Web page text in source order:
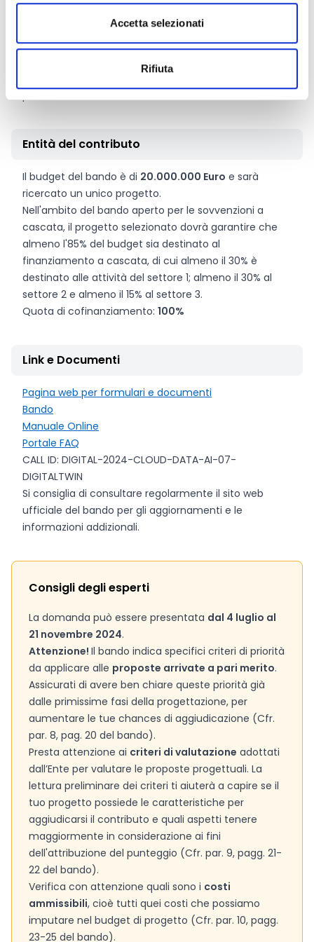
Accetta selezionati
Rifiuta
scelta, i membri di un potenziale consorzio
possono essere beneficiari del fondo a cascata.
Le domande devono essere presentate da un
Entità del contributo
Il budget del bando è di 20.000.000 Euro e sarà
ricercato un unico progetto.
Nell'ambito del bando aperto per le sovvenzioni a
cascata, il progetto selezionato dovrà garantire che
almeno l'85% del budget sia destinato al
finanziamento a cascata, di cui almeno il 30% è
destinato alle attività del settore 1; almeno il 30% al
settore 2 e almeno il 15% al settore 3.
Quota di cofinanziamento: 100%
Link e Documenti
Pagina web per formulari e documenti
Bando
Manuale Online
Portale FAQ
CALL ID: DIGITAL-2024-CLOUD-DATA-AI-07-
DIGITALTWIN
Si consiglia di consultare regolarmente il sito web
ufficiale del bando per gli aggiornamenti e le
informazioni addizionali.
Consigli degli esperti
La domanda può essere presentata dal 4 luglio al
21 novembre 2024.
Attenzione! Il bando indica specifici criteri di priorità
da applicare alle proposte arrivate a pari merito.
Assicurati di avere ben chiare queste priorità già
dalle primissime fasi della progettazione, per
aumentare le tue chances di aggiudicazione (Cfr.
par. 8, pag. 20 del bando).
Presta attenzione ai criteri di valutazione adottati
dall’Ente per valutare le proposte progettuali. La
lettura preliminare dei criteri ti aiuterà a capire se il
tuo progetto possiede le caratteristiche per
aggiudicarsi il contributo e quali aspetti tenere
maggiormente in considerazione ai fini
dell'attribuzione del punteggio (Cfr. par. 9, pagg. 21-
22 del bando).
Verifica con attenzione quali sono i costi
ammissibili, cioè tutti quei costi che possiamo
imputare nel budget di progetto (Cfr. par. 10, pagg.
23-25 del bando).